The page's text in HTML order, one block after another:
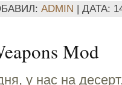
ADMIN | ДАТА:
Mod
у нас на